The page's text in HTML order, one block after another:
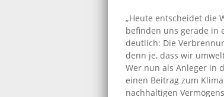
„Heute entscheidet die
befinden uns gerade in
deutlich: Die
denn je, dass wir
Wer nun als Anleger in
einen Beitrag zum
nachhaltigen